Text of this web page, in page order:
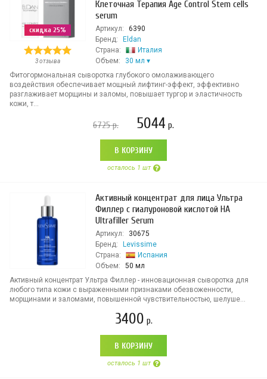
скидка 25%
3 отзыва
Клеточная Терапия Age Control Stem cells
serum
Артикул:
6390
Бренд:
Eldan
Страна:
Италия
Объем:
30 мл
Фитогормональная сыворотка глубокого омолаживающего
воздействия обеспечивает мощный лифтинг-эффект, эффективно
разглаживает морщины и заломы, повышает тургор и эластичность
кожи, т...
6725р. 5044 р.
В КОРЗИНУ
осталось 1 шт
Активный концентрат для лица Ультра
Филлер с гиалуроновой кислотой HA
Ultrafiller Serum
Артикул:
30675
Бренд:
Levissime
Страна:
Испания
Объем:
50 мл
Активный концентрат Ультра Филлер - инновационная сыворотка для
любого типа кожи с выраженными признаками обезвоженности,
морщинами и заломами, повышенной чувствительностью, шелуше...
3400 р.
В КОРЗИНУ
осталось 1 шт